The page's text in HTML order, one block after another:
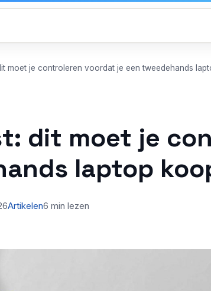
moet je controleren voordat je een tweedehands
dit moet je
laptop
Artikelen6 min lezen